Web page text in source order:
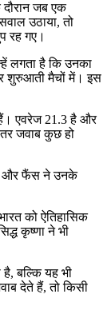
जब एक
उठाया, तो
रह गए।
लगता है कि उनका
शुरुआती मैचों में। इस
एवरेज 21.3 है और
जवाब कुछ हो
और फैंस ने उनके
को ऐतिहासिक
कृष्णा ने भी
है, बल्कि यह भी
देते हैं, तो किसी